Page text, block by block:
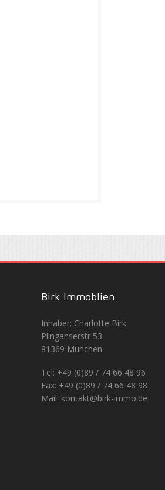
Birk Immoblien
Inhaber: Charlotte Birk
Plinganserstr 53
81369 München
Tel: +49 (0)89 / 74 66 48 96
Fax: +49 (0)89 / 74 66 48 98
Mail: kontakt@birk-immo.de